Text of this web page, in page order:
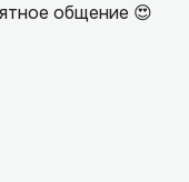
общение 😍